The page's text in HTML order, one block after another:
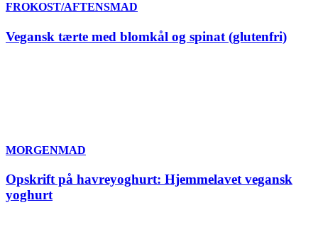
FROKOST/AFTENSMAD
Vegansk tærte med blomkål og spinat (glutenfri)
MORGENMAD
Opskrift på havreyoghurt: Hjemmelavet vegansk
yoghurt